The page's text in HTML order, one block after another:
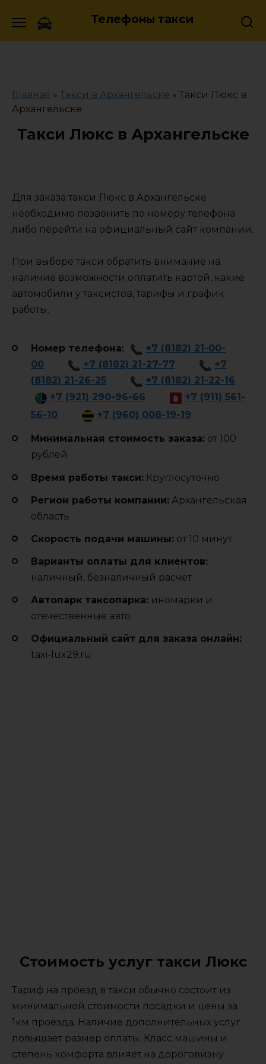
Телефоны такси
Главная » Такси в Архангельске » Такси Люкс в
Архангельске
Такси Люкс в Архангельске
Для заказа такси Люкс в Архангельске
необходимо позвонить по номеру телефона
либо перейти на официальный сайт компании.
При выборе такси обратить внимание на
наличие возможности оплатить картой, какие
автомобили у таксистов, тарифы и график
работы.
Номер телефона:
+7 (8182) 21-00-
00
+7 (8182) 21-27-77
+7
(8182) 21-26-25
+7 (8182) 21-22-16
+7 (921) 290-96-66
+7 (911) 561-
56-10
+7 (960) 008-19-19
Минимальная стоимость заказа: от 100
рублей
Время работы такси: Круглосуточно
Регион работы компании: Архангельская
область
Cкорость подачи машины: от 10 минут
Варианты оплаты для клиентов:
наличный, безналичный расчет
Автопарк таксопарка: иномарки и
отечественные авто
Официальный сайт для заказа онлайн:
taxi-lux29.ru
Стоимость услуг такси Люкс
Тариф на проезд в такси обычно состоит из
минимальной стоимости посадки и цены за
1км проезда. Наличие дополнительных услуг
повышает размер оплаты. Класс машины и
степень комфорта влияет на дороговизну